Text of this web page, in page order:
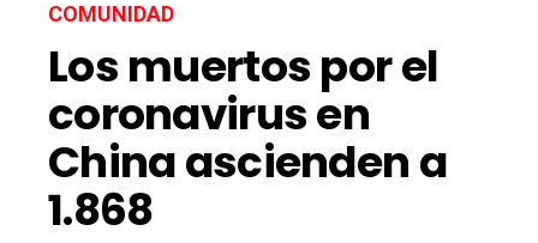
COMUNIDAD
Los muertos por el
coronavirus en
China ascienden a
1.868